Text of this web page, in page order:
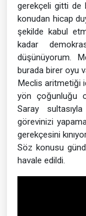
gerekçeli gitti de
konudan hicap
şekilde kabul
kadar
düşünüyorum.
burada birer oyu
Meclis aritmetiği
yön çoğunluğu
Saray
görevinizi
gerekçesini
Söz konusu
havale edildi.